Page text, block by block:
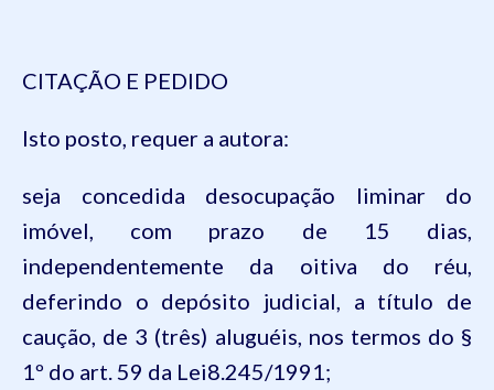
CITAÇÃO E PEDIDO
Isto posto, requer a autora:
seja concedida desocupação liminardo
imóvel, com prazo de 15 dias,
independentemente
da oitiva do réu,
deferindo o depósito judicial, a título de
caução, de 3 (três) aluguéis, nos termos do §
1º do art. 59 da Lei8.245/1991;